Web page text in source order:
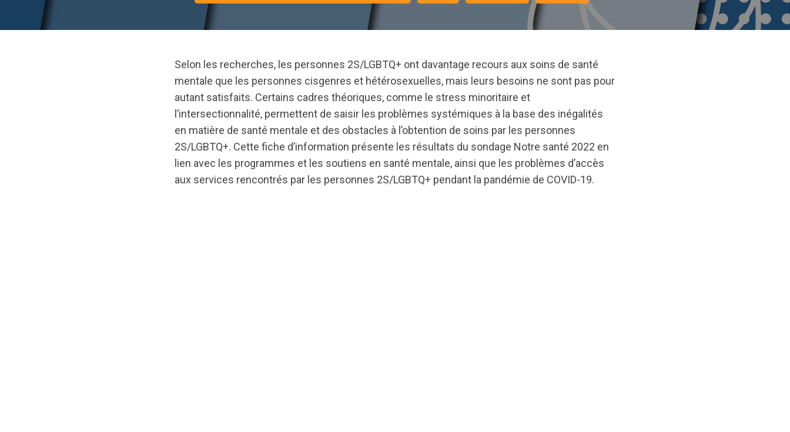
Selon les recherches, les personnes 2S/LGBTQ+ ont davantage recours aux soins de santé
mentale que les personnes cisgenres et hétérosexuelles, mais leurs besoins ne sont pas pour
autant satisfaits. Certains cadres théoriques, comme le stress minoritaire et
l’intersectionnalité, permettent de saisir les problèmes systémiques à la base des inégalités
en matière de santé mentale et des obstacles à l’obtention de soins par les personnes
2S/LGBTQ+. Cette fiche d’information présente les résultats du sondage Notre santé 2022 en
lien avec les programmes et les soutiens en santé mentale, ainsi que les problèmes d’accès
aux services rencontrés par les personnes 2S/LGBTQ+ pendant la pandémie de COVID-19.